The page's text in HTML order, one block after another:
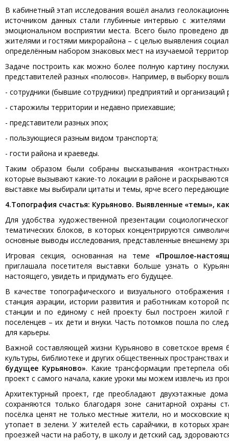
В кабинетный этап исследования вошёл анализ
источником данных стали глубинные интервью с
эмоциональном восприятии места. Всего было проведено
жителями и гостями микрорайона – с целью выявления
определённым набором знаковых мест на изучаемой
Задаче построить как можно более полную картину
представителей разных «полюсов». Например, в выборку
- сотрудники (бывшие сотрудники) предприятий и
- старожилы территории и недавно приехавшие;
- представители разных эпох;
- пользующиеся разным видом транспорта;
- гости района и краеведы.
Таким образом были собраны высказывания
которые вызывают какие-то локации в районе и
выставке мы выбирали цитаты и темы, ярче всего
4.Топография счастья: Курьяново. Выявленные «темы»,
Для удобства художественной презентации
тематических блоков, в которых концентрируются
основные выводы исследования, представленные внешнему
Игровая секция, основанная на теме «Прошлое-
приглашала посетителя выставки больше узнать о
настоящего, увидеть и придумать его будущее.
В качестве топографического и визуального
станция аэрации, истории развития и работникам которой
станции и по единому с ней проекту был построен жилой
поселенцев – их дети и внуки. Часть потомков пошла по
для карьеры.
Важной составляющей жизни Курьяново в советское
культуры, библиотеке и других общественных
будущее Курьяново». Какие трансформации претерпела
проект с самого начала, какие уроки мы можем извлечь из
Архитектурный проект, где преобладают двухэтажные
сохраняются только благодаря зоне санитарной охраны
посёлка ценят не только местные жители, но и московские
утопает в зелени. У жителей есть сарайчики, в которых
проезжей части на работу, в школу и детский сад,